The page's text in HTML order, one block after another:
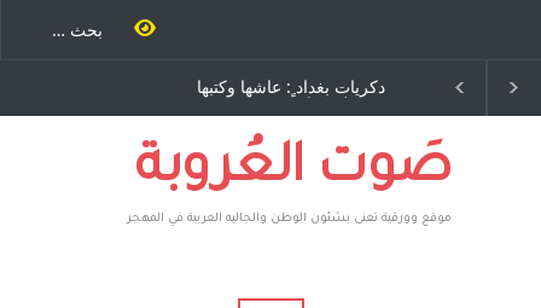
الاستيطان ومسلسل الخداع
المستمر - قلم : راسم عبيدات
ٍ: عاشها وكتبها
المتحدة الامريكية
صَوت العُروبة
موقع وورقية تعنى بشئون الوطن والجاليه العربية في المهجر